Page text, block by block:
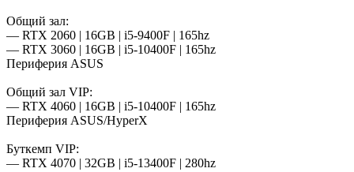
Общий зал:
— RTX 2060 | 16GB | i5-9400F | 165hz
— RTX 3060 | 16GB | i5-10400F | 165hz
Периферия ASUS
Общий зал VIP:
— RTX 4060 | 16GB | i5-10400F | 165hz
Периферия ASUS/HyperX
Буткемп VIP:
— RTX 4070 | 32GB | i5-13400F | 280hz